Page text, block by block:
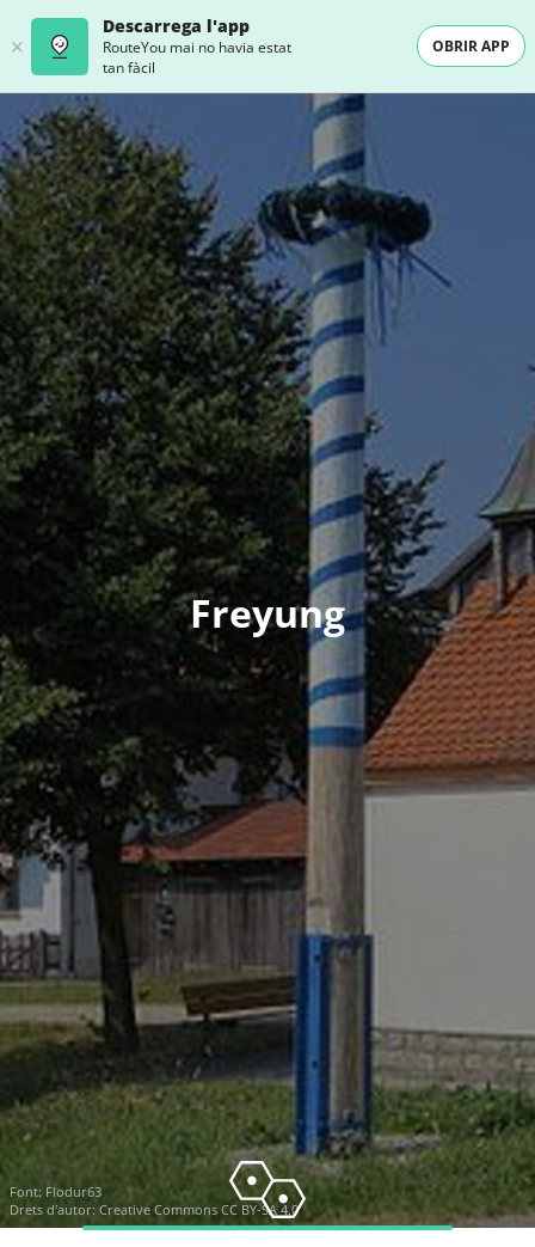
Descarrega l'app
RouteYou mai no havia estat
tan fàcil
OBRIR APP
Freyung
Font: Flodur63
Drets d'autor: Creative Commons CC BY-SA 4.0